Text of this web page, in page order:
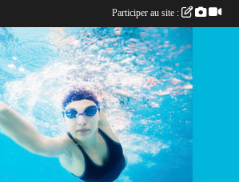
Participer au site :